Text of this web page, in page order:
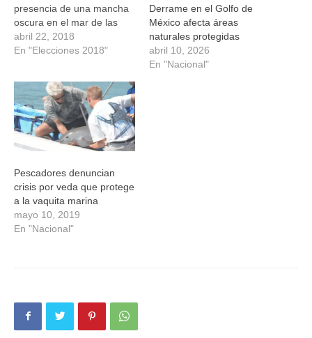
presencia de una mancha
oscura en el mar de las
costas oaxaqueñas,
Petróleos Mexicanos
correspondientes, Pemex
descarta derrame de
hidrocarburo en el mar de
las costas oaxaqueñas. El
día miércoles 18 de…
abril 22, 2018
En "Elecciones 2018"
Derrame en el Golfo de
México afecta áreas
naturales protegidas
abril 10, 2026
En "Nacional"
Pescadores denuncian
crisis por veda que protege
a la vaquita marina
mayo 10, 2019
En "Nacional"